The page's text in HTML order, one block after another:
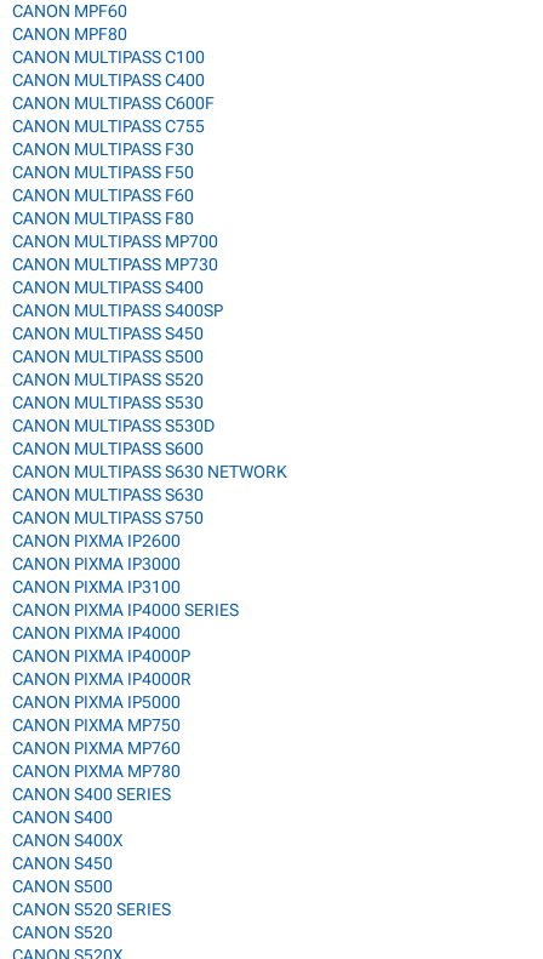
CANON MPF60
CANON MPF80
CANON MULTIPASS C100
CANON MULTIPASS C400
CANON MULTIPASS C600F
CANON MULTIPASS C755
CANON MULTIPASS F30
CANON MULTIPASS F50
CANON MULTIPASS F60
CANON MULTIPASS F80
CANON MULTIPASS MP700
CANON MULTIPASS MP730
CANON MULTIPASS S400
CANON MULTIPASS S400SP
CANON MULTIPASS S450
CANON MULTIPASS S500
CANON MULTIPASS S520
CANON MULTIPASS S530
CANON MULTIPASS S530D
CANON MULTIPASS S600
CANON MULTIPASS S630 NETWORK
CANON MULTIPASS S630
CANON MULTIPASS S750
CANON PIXMA IP2600
CANON PIXMA IP3000
CANON PIXMA IP3100
CANON PIXMA IP4000 SERIES
CANON PIXMA IP4000
CANON PIXMA IP4000P
CANON PIXMA IP4000R
CANON PIXMA IP5000
CANON PIXMA MP750
CANON PIXMA MP760
CANON PIXMA MP780
CANON S400 SERIES
CANON S400
CANON S400X
CANON S450
CANON S500
CANON S520 SERIES
CANON S520